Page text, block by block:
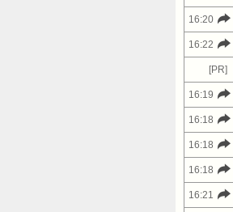
16:20
16:22
[PR]
16:19
16:18
16:18
16:18
16:21